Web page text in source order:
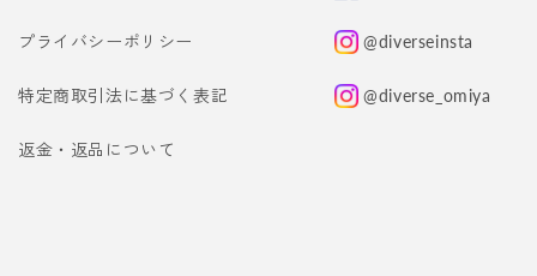
プライバシーポリシー
特定商取引法に基づく表記
返金・返品について
@diverseinsta
@diverse_omiya